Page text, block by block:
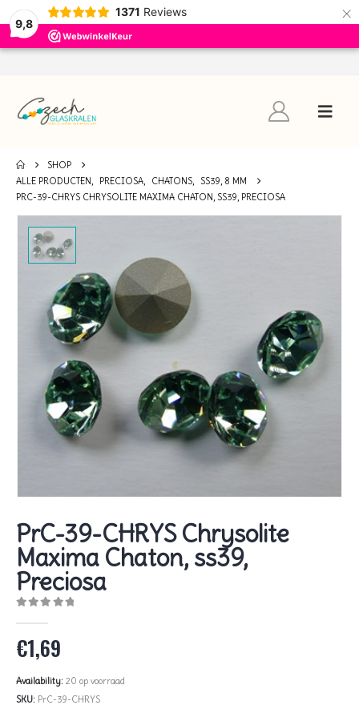
9,8
1371 Reviews ×
SHOP
ALLE PRODUCTEN, PRECIOSA, CHATONS, SS39, 8 MM
PRC-39-CHRYS CHRYSOLITE MAXIMA CHATON, SS39, PRECIOSA
PrC-39-CHRYS Chrysolite
Maxima Chaton, ss39,
Preciosa
€1,69
Availability: 20 op voorraad
SKU: PrC-39-CHRYS